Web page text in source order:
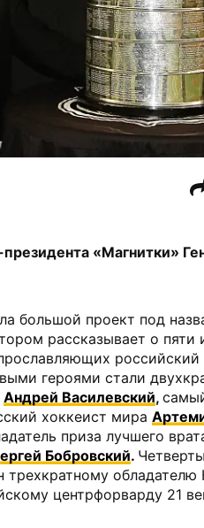
«Магнитки»
большой проект под
рассказывает о пяти
российский
героями стали
Андрей Василевский,
хоккеист мира
приза лучшего
Бобровский.
обладателю
центрфорварду 21